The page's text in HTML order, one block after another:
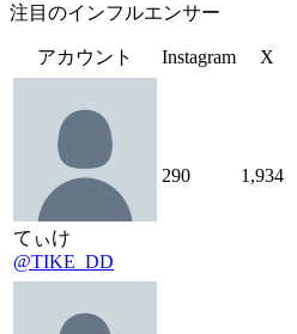
注目のインフルエンサー
アカウント Instagram X
てぃけ
@TIKE_DD
290 1,934